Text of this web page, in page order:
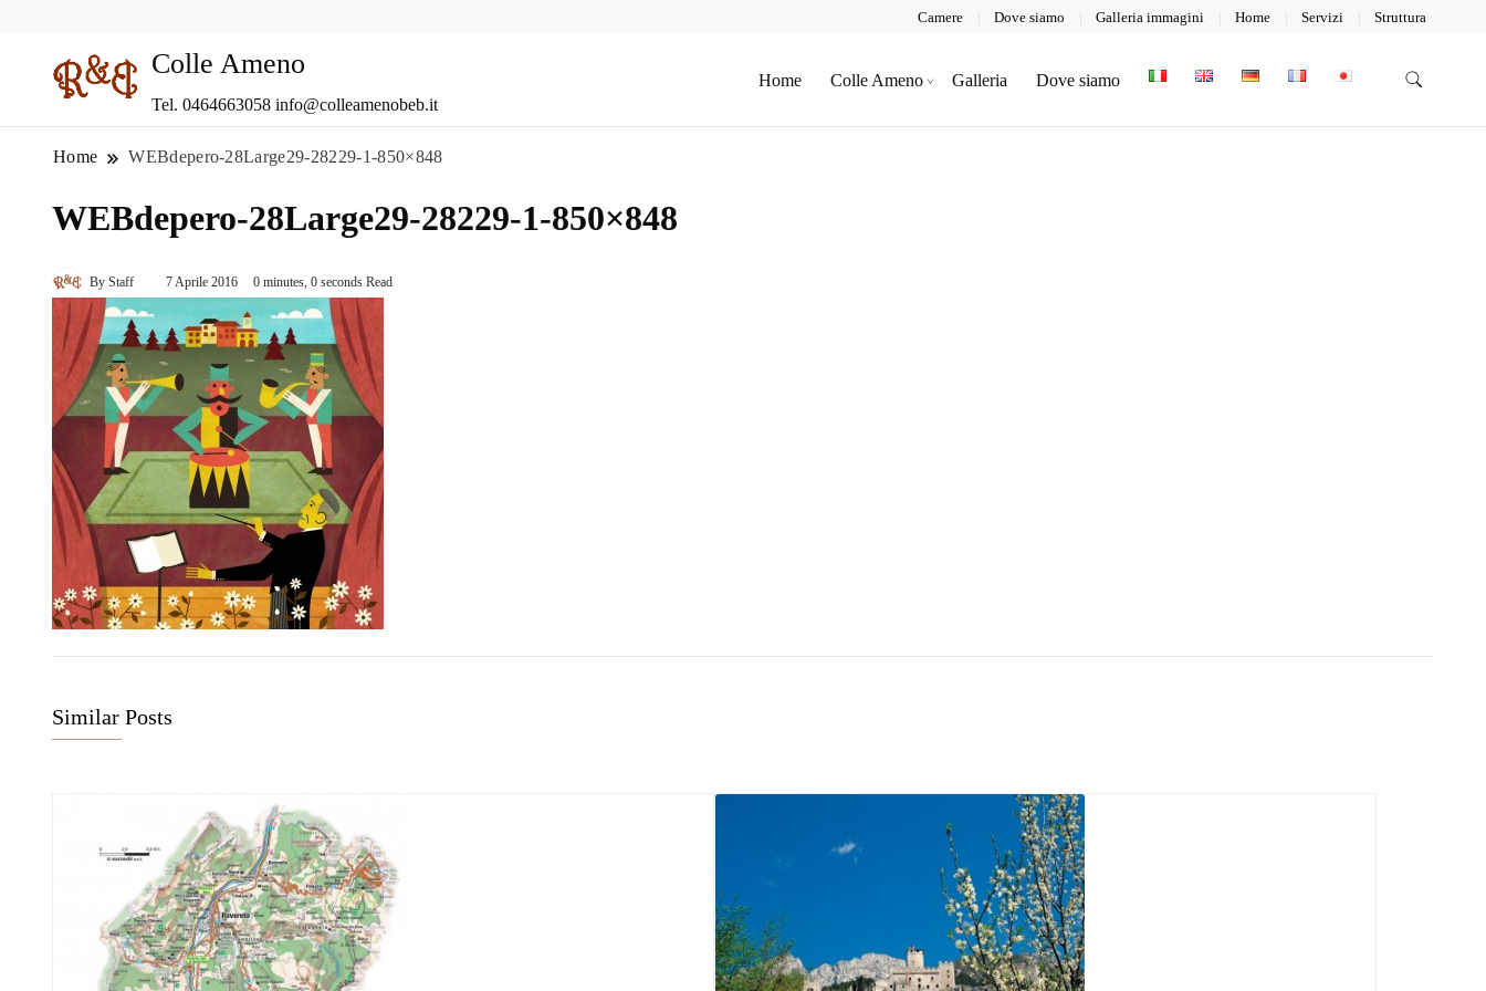
Camere Dove siamo Galleria immagini Home Servizi Struttura
Colle Ameno
Tel. 0464663058 info@colleamenobeb.it
Home Colle Ameno Galleria Dove siamo
Home WEBdepero-28Large29-28229-1-850×848
WEBdepero-28Large29-28229-1-850×848
By Staff 7 Aprile 2016 0 minutes, 0 seconds Read
Similar Posts